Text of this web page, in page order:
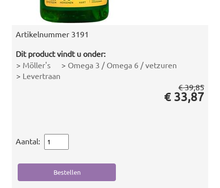
Artikelnummer 3191
Dit product vindt u onder:
> Möller's > Omega 3 / Omega 6 / vetzuren
> Levertraan
€ 39,85
€ 33,87
Aantal: